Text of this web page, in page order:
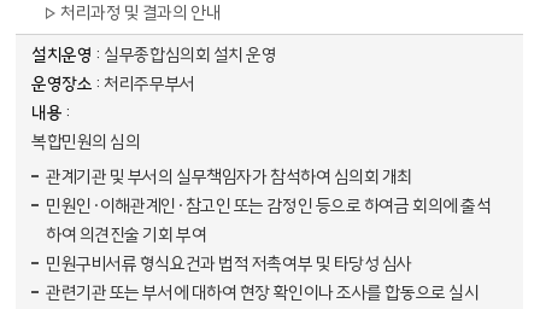
처리과정 및 결과의 안내
실무종합심의회 설치 운영
처리주무부서
복합민원의 심의
관계기관 및 부서의 실무책임자가 참석하여 심의회 개최
민원인·이해관계인·참고인 또는 감정인 등으로 하여금 회의에 출석
하여 의견진술 기회 부여
민원구비서류 형식요건과 법적 저촉여부 및 타당성 심사
관련기관 또는 부서에 대하여 현장 확인이나 조사를 합동으로 실시